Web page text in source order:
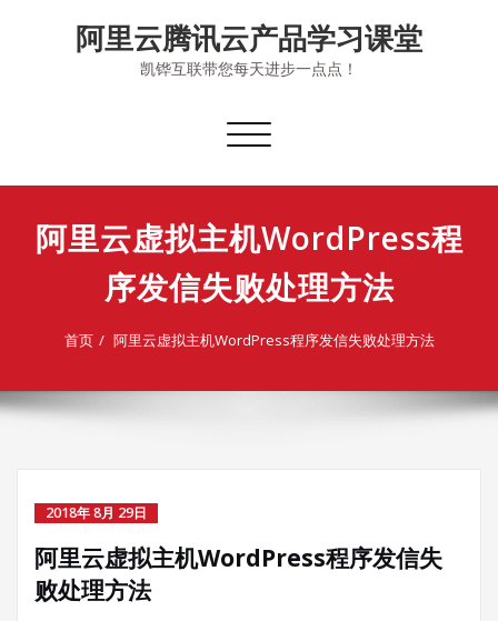
阿里云腾讯云产品学习课堂
凯铧互联带您每天进步一点点！
切
导
阿里云虚拟主机WordPress程
序发信失败处理方法
首页 阿里云虚拟主机WordPress程序发信失败处理方法
2018年 8月 29日
阿里云虚拟主机WordPress程序发信失
败处理方法